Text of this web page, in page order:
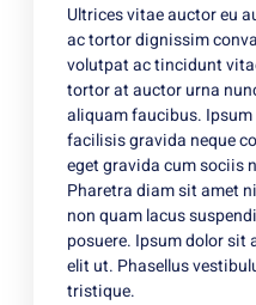
Ultrices vitae auctor eu
ac tortor dignissim
volutpat ac tincidunt
tortor at auctor urna
aliquam faucibus.
facilisis gravida neque
eget gravida cum sociis
Pharetra diam sit amet
non quam lacus
posuere. Ipsum dolor
elit ut. Phasellus
tristique.